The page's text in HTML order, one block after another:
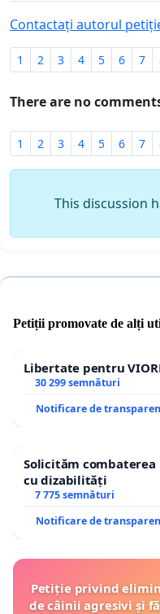
Contactați autorul
1 2 3 4 5 6 7
There are no
1 2 3 4 5 6 7
This discussion
Petiții promovate de alți
Libertate pentru
30 299 semnături
Notificare de
Solicităm
cu dizabilități
7 775 semnături
Notificare de
Petiție privind
de câinii agresivi și